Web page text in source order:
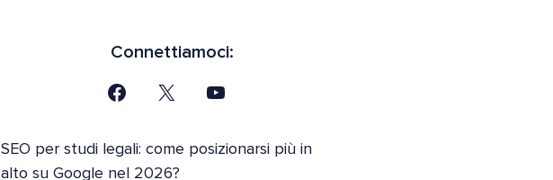
Connettiamoci:
SEO per studi legali: come posizionarsi più in
alto su Google nel 2026?